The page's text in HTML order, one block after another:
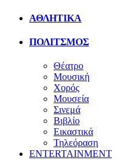
ΑΘΛΗΤΙΚΑ
ΠΟΛΙΤΣΜΟΣ
Θέατρο
Μουσική
Χορός
Μουσεία
Σινεμά
Βιβλίο
Εικαστικά
Τηλεόραση
ENTERTAINMENT